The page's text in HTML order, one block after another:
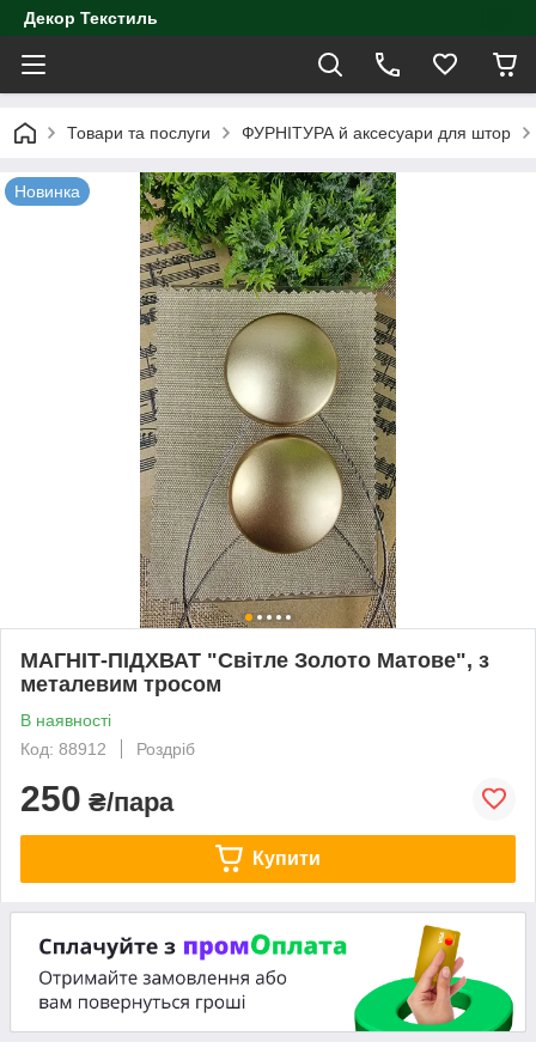
Декор Текстиль
Товари та послуги ФУРНІТУРА й аксесуари для штор
Новинка
МАГНІТ-ПІДХВАТ "Світле Золото Матове", з
металевим тросом
В наявності
Код: 88912
Роздріб
250 ₴/пара
Купити